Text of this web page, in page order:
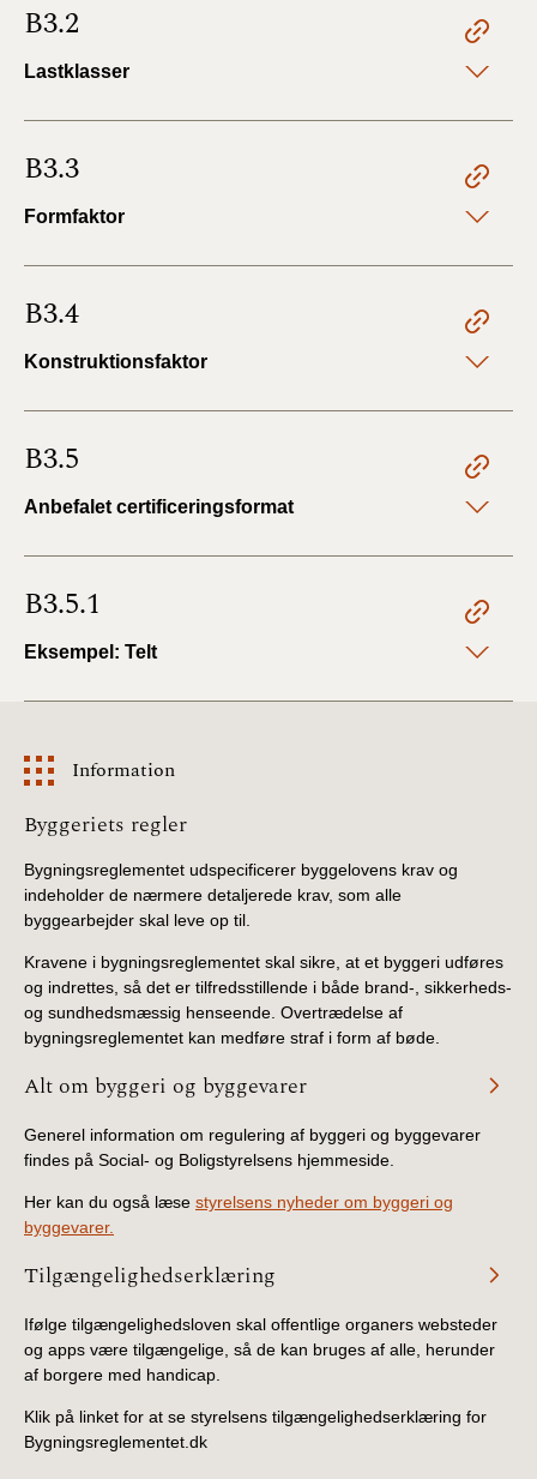
B3.2
Lastklasser
B3.3
Formfaktor
B3.4
Konstruktionsfaktor
B3.5
Anbefalet certificeringsformat
B3.5.1
Eksempel: Telt
Information
Information
Byggeriets regler
Bygningsreglementet udspecificerer byggelovens krav og
indeholder de nærmere detaljerede krav, som alle
byggearbejder skal leve op til.
Kravene i bygningsreglementet skal sikre, at et byggeri udføres
og indrettes, så det er tilfredsstillende i både brand-, sikkerheds-
og sundhedsmæssig henseende. Overtrædelse af
bygningsreglementet kan medføre straf i form af bøde.
Alt om byggeri og byggevarer
Generel information om regulering af byggeri og byggevarer
findes på Social- og Boligstyrelsens hjemmeside.
Her kan du også læse styrelsens nyheder om byggeri og
byggevarer.
Tilgængelighedserklæring
Ifølge tilgængelighedsloven skal offentlige organers websteder
og apps være tilgængelige, så de kan bruges af alle, herunder
af borgere med handicap.
Klik på linket for at se styrelsens tilgængelighedserklæring for
Bygningsreglementet.dk